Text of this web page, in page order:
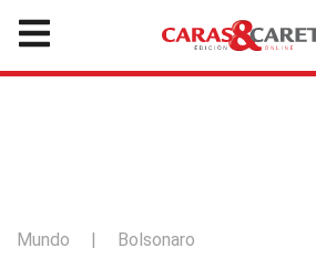
Mundo | Bolsonaro